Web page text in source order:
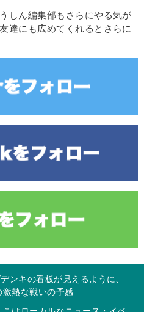
しん編集部もさらにやる気が
達にも広めてくれるとさらに
ンキの看板が見えるように、
激熱な戦いの予感